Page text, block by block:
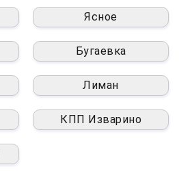
Ясное
Бугаевка
Лиман
КПП Изварино